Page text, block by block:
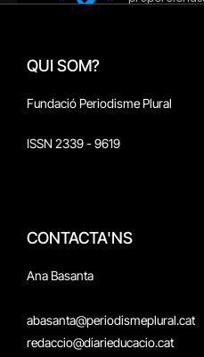
QUI SOM?
Fundació Periodisme Plural
ISSN 2339 - 9619
CONTACTA'NS
Ana Basanta
abasanta@periodismeplural.cat
redaccio@diarieducacio.cat